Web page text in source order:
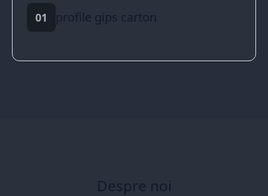
01 profile gips carton
Despre noi